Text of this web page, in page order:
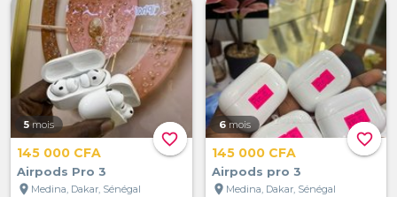
favorite_border
5 mois
145 000 CFA
Airpods Pro 3
location_on Medina, Dakar, Sénégal
favorite_border
6 mois
145 000 CFA
Airpods pro 3
location_on Medina, Dakar, Sénégal